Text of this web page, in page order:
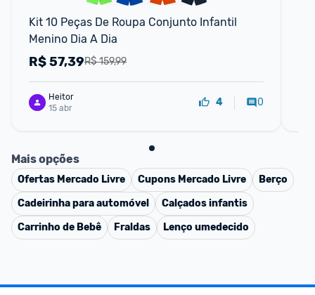
Kit 10 Peças De Roupa Conjunto Infantil
Menino Dia A Dia
R$ 159,99
R$57,39
Heitor
15 abr
4 0
Mais opções
Ofertas Mercado Livre Cupons Mercado Livre
Berço
Cadeirinha para automóvel
Calçados infantis
Carrinho de Bebê
Fraldas Lenço umedecido